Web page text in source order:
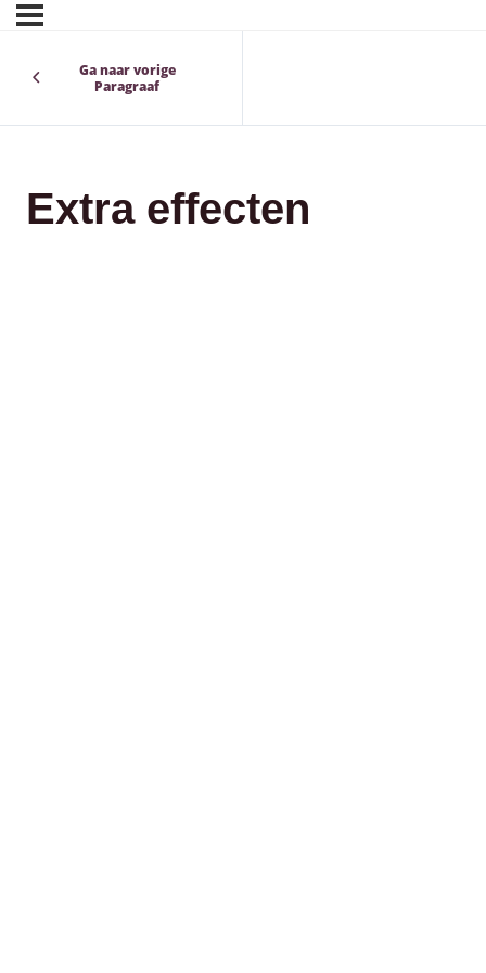
Ga naar vorige
Paragraaf
Extra effecten